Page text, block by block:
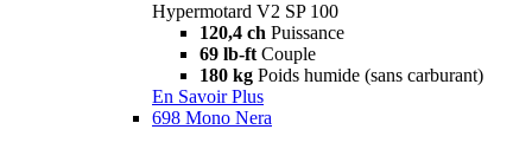
Hypermotard V2 SP 100
120,4 ch Puissance
69 lb-ft Couple
180 kg Poids humide (sans carburant)
En Savoir Plus
698 Mono Nera